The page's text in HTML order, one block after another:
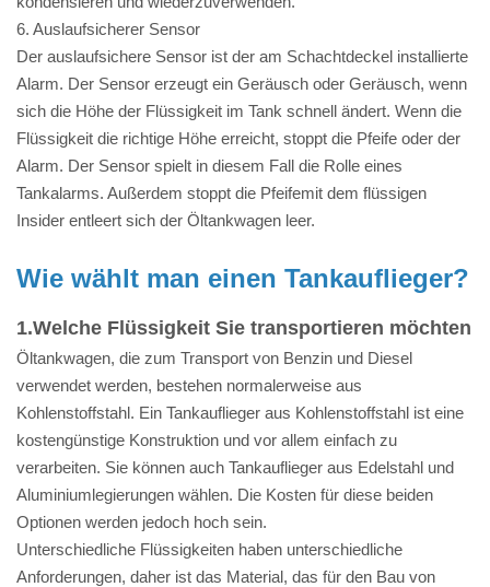
6. Auslaufsicherer Sensor
Der auslaufsichere Sensor ist der am Schachtdeckel installierte
Alarm. Der Sensor erzeugt ein Geräusch oder Geräusch, wenn
sich die Höhe der Flüssigkeit im Tank schnell ändert. Wenn die
Flüssigkeit die richtige Höhe erreicht, stoppt die Pfeife oder der
Alarm. Der Sensor spielt in diesem Fall die Rolle eines
Tankalarms. Außerdem stoppt die Pfeifemit dem flüssigen
Insider entleert sich der Öltankwagen leer.
Wie wählt man einen Tankauflieger?
1.Welche Flüssigkeit Sie transportieren möchten
Öltankwagen, die zum Transport von Benzin und Diesel
verwendet werden, bestehen normalerweise aus
Kohlenstoffstahl. Ein Tankauflieger aus Kohlenstoffstahl ist eine
kostengünstige Konstruktion und vor allem einfach zu
verarbeiten. Sie können auch Tankauflieger aus Edelstahl und
Aluminiumlegierungen wählen. Die Kosten für diese beiden
Optionen werden jedoch hoch sein.
Unterschiedliche Flüssigkeiten haben unterschiedliche
Anforderungen, daher ist das Material, das für den Bau von